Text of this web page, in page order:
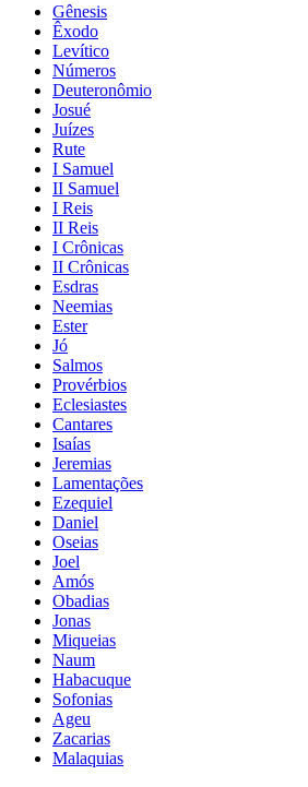
Gênesis
Êxodo
Levítico
Números
Deuteronômio
Josué
Juízes
Rute
I Samuel
II Samuel
I Reis
II Reis
I Crônicas
II Crônicas
Esdras
Neemias
Ester
Jó
Salmos
Provérbios
Eclesiastes
Cantares
Isaías
Jeremias
Lamentações
Ezequiel
Daniel
Oseias
Joel
Amós
Obadias
Jonas
Miqueias
Naum
Habacuque
Sofonias
Ageu
Zacarias
Malaquias